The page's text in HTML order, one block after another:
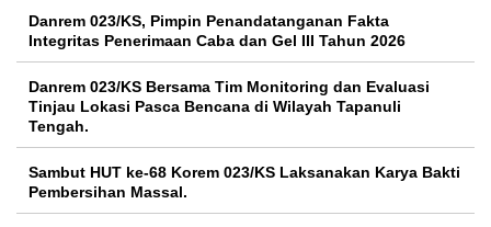
Danrem 023/KS, Pimpin Penandatanganan Fakta
Integritas Penerimaan Caba dan Gel III Tahun 2026
Danrem 023/KS Bersama Tim Monitoring dan Evaluasi
Tinjau Lokasi Pasca Bencana di Wilayah Tapanuli
Tengah.
Sambut HUT ke-68 Korem 023/KS Laksanakan Karya Bakti
Pembersihan Massal.